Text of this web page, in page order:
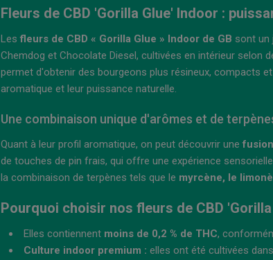
Fleurs de CBD 'Gorilla Glue' Indoor :
Lesfleurs de CBD « Gorilla Glue » Indoor de GB sont un
Chemdog et Chocolate Diesel, cultivées en intérieur selon
permet d'obtenir des bourgeons plus résineux, compacts
aromatique et leur puissance naturelle.
Une combinaison unique d'arômes et de
Quant à leur profil aromatique, on peut découvrir une
de touches de pin frais, qui offre une expérience
la combinaison de terpènes tels que le myrcène, le
Pourquoi choisir nos fleurs de CBD
Elles contiennent moins de 0,2 % de THC,
Culture indoor premium : elles ont été cultivées